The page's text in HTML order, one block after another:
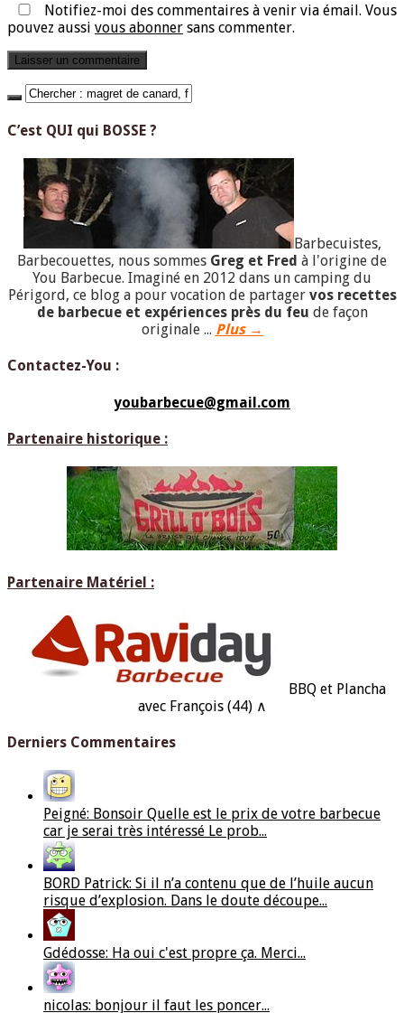
Notifiez-moi des commentaires à venir via émail. Vous
pouvez aussi vous abonner sans commenter.
C’est QUI qui BOSSE ?
Barbecuistes,
Barbecouettes, nous sommes Greg et Fred à l'origine de
You Barbecue. Imaginé en 2012 dans un camping du
Périgord, ce blog a pour vocation de partager vos recettes
de barbecue et expériences près du feu de façon
originale ... Plus →
Contactez-You :
youbarbecue@gmail.com
Partenaire historique :
Partenaire Matériel :
BBQ et Plancha
avec François (44) ∧
Derniers Commentaires
Peigné: Bonsoir Quelle est le prix de votre barbecue
car je serai très intéressé Le prob...
BORD Patrick: Si il n’a contenu que de l’huile aucun
risque d’explosion. Dans le doute découpe...
Gdédosse: Ha oui c'est propre ça. Merci...
nicolas: bonjour il faut les poncer...